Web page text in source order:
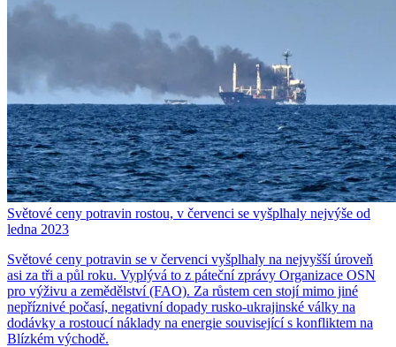
Světové ceny potravin rostou, v červenci se vyšplhaly nejvýše od
ledna 2023
Světové ceny potravin se v červenci vyšplhaly na nejvyšší úroveň
asi za tři a půl roku. Vyplývá to z páteční zprávy Organizace OSN
pro výživu a zemědělství (FAO). Za růstem cen stojí mimo jiné
nepříznivé počasí, negativní dopady rusko-ukrajinské války na
dodávky a rostoucí náklady na energie související s konfliktem na
Blízkém východě.